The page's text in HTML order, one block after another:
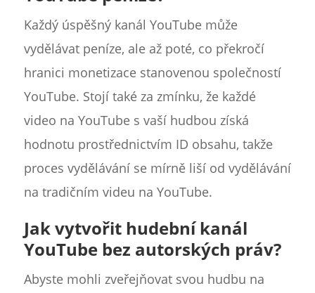
Každý úspěšný kanál YouTube může
vydělávat peníze, ale až poté, co překročí
hranici monetizace stanovenou společností
YouTube. Stojí také za zmínku, že každé
video na YouTube s vaší hudbou získá
hodnotu prostřednictvím ID obsahu, takže
proces vydělávání se mírně liší od vydělávání
na tradičním videu na YouTube.
Jak vytvořit hudební kanál
YouTube bez autorských práv?
Abyste mohli zveřejňovat svou hudbu na